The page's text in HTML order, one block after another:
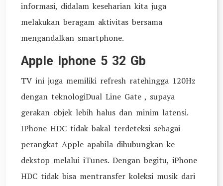
informasi, didalam keseharian kita juga
melakukan beragam aktivitas bersama
mengandalkan smartphone.
Apple Iphone 5 32 Gb
TV ini juga memiliki refresh ratehingga 120Hz
dengan teknologiDual Line Gate , supaya
gerakan objek lebih halus dan minim latensi.
IPhone HDC tidak bakal terdeteksi sebagai
perangkat Apple apabila dihubungkan ke
dekstop melalui iTunes. Dengan begitu, iPhone
HDC tidak bisa mentransfer koleksi musik dari